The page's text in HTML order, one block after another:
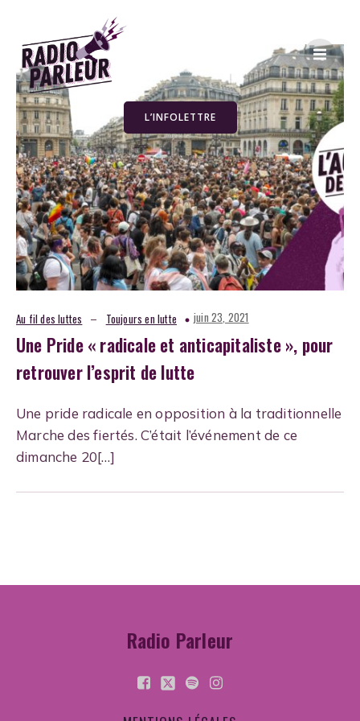
L’INFOLETTRE
Au fil des luttes – Toujours en lutte juin 23, 2021
Une Pride « radicale et anticapitaliste », pour
retrouver l’esprit de lutte
Une pride radicale en opposition à la traditionnelle
Marche des fiertés. C’était l’événement de ce
dimanche 20[…]
Radio Parleur